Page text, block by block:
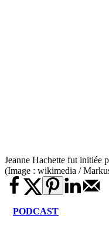
Jeanne Hachette fut initiée
(Image : wikimedia /
PODCAST